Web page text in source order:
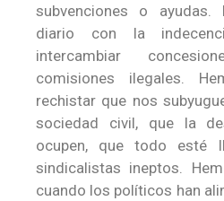
subvenciones o
diario con la
intercambiar
comisiones ilegales.
rechistar que nos
sociedad civil, que la
ocupen, que todo esté
sindicalistas ineptos.
cuando los políticos han